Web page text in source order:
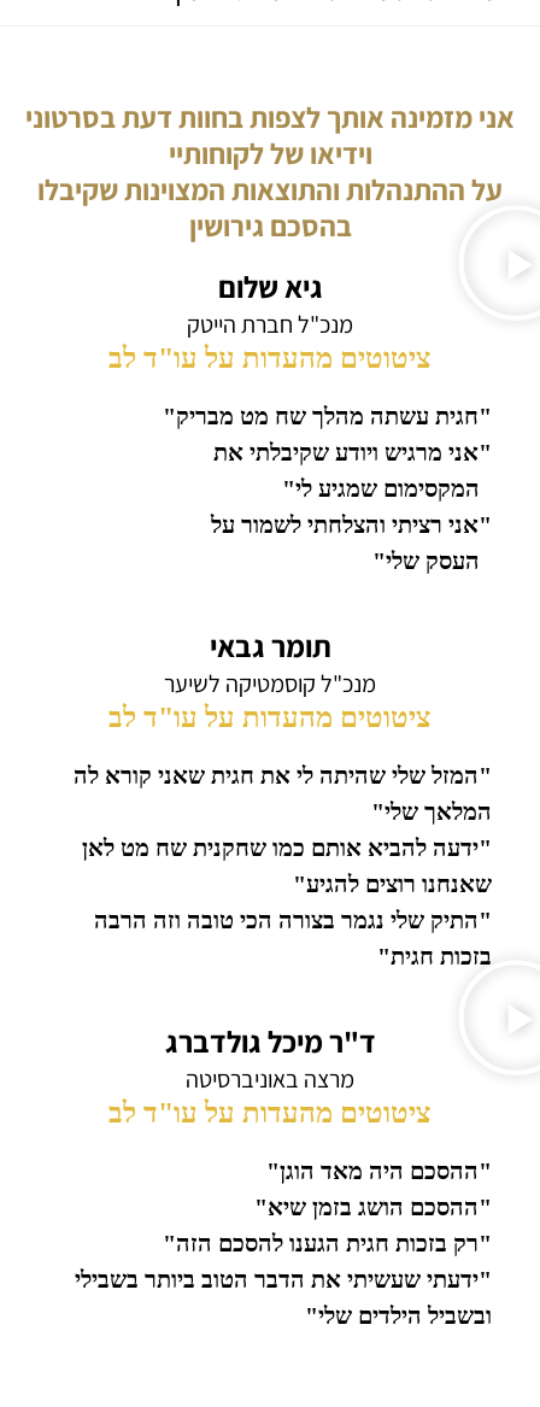
אני מזמינה אותך לצפות בחוות דעת בסרטוני
וידיאו של לקוחותיי
על ההתנהלות והתוצאות המצוינות שקיבלו
בהסכם גירושין
גיא שלום
מנכ"ל חברת הייטק
ציטוטים מהעדות על עו"ד לב
"חגית עשתה מהלך שח מט מבריק"
"אני מרגיש ויודע שקיבלתי את
המקסימום שמגיע לי"
"אני רציתי והצלחתי לשמור על
העסק שלי"
תומר גבאי
מנכ"ל קוסמטיקה לשיער
ציטוטים מהעדות על עו"ד לב
"המזל שלי שהיתה לי את חגית שאני קורא לה
המלאך שלי"
"ידעה להביא אותם כמו שחקנית שח מט לאן
שאנחנו רוצים להגיע"
"התיק שלי נגמר בצורה הכי טובה וזה הרבה
בזכות חגית"
ד"ר מיכל גולדברג
מרצה באוניברסיטה
ציטוטים מהעדות על עו"ד לב
"ההסכם היה מאד הוגן"
"ההסכם הושג בזמן שיא"
"רק בזכות חגית הגענו להסכם הזה"
"ידעתי שעשיתי את הדבר הטוב ביותר בשבילי
ובשביל הילדים שלי"